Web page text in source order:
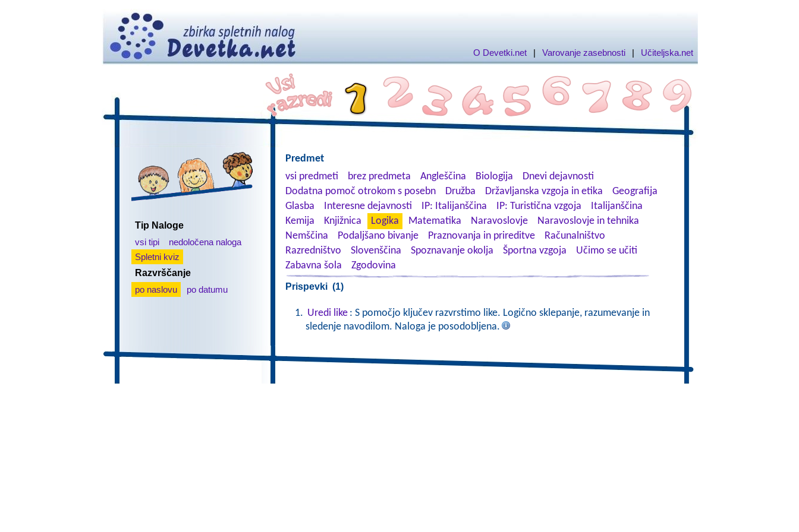
O Devetki.net | Varovanje zasebnosti | Učiteljska.net
Tip Naloge
vsi tipi
nedoločena naloga
Spletni kviz
Razvrščanje
po naslovu
po datumu
Predmet
vsi predmeti
brez predmeta Angleščina Biologija
Dnevi dejavnosti
Dodatna pomoč otrokom s posebn
Družba Državljanska vzgoja in etika
Geografija
Glasba
Interesne dejavnosti IP: Italijanščina IP: Turistična vzgoja
Italijanščina
Kemija
Knjižnica Logika Matematika Naravoslovje
Naravoslovje in tehnika
Nemščina
Podaljšano bivanje Praznovanja in prireditve
Računalništvo
Razredništvo
Slovenščina Spoznavanje okolja Športna vzgoja
Učimo se učiti
Zabavna šola
Zgodovina
Prispevki (1)
Uredi like : S pomočjo ključev razvrstimo like. Logično sklepanje, razumevanje in
sledenje navodilom. Naloga je posodobljena.